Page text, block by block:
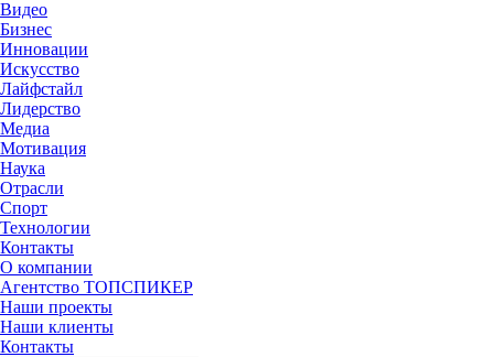
Видеo
Бизнес
Инновации
Искусство
Лайфстайл
Лидерство
Медиа
Мотивация
Наука
Отрасли
Спорт
Технологии
Контакты
О компании
Агентство ТОПСПИКЕР
Наши проекты
Наши клиенты
Контакты